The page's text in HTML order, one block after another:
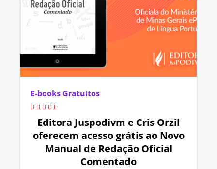
E-books Gratuitos
Editora Juspodivm e Cris Orzil
oferecem acesso grátis ao Novo
Manual de Redação Oficial
Comentado